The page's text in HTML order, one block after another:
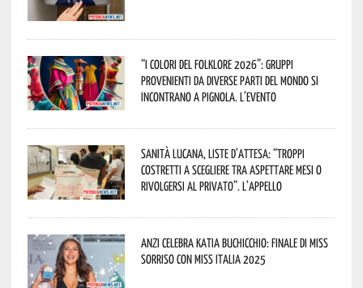
“I Colori del Folklore 2026”: gruppi
provenienti da diverse parti del mondo si
incontrano a Pignola. L’evento
Sanità lucana, liste d’attesa: “Troppi
costretti a scegliere tra aspettare mesi o
rivolgersi al privato”. L’appello
Anzi celebra Katia Buchicchio: finale di Miss
Sorriso con Miss Italia 2025